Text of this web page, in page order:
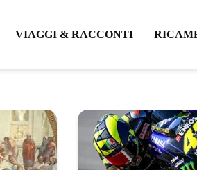
VIAGGI & RACCONTI